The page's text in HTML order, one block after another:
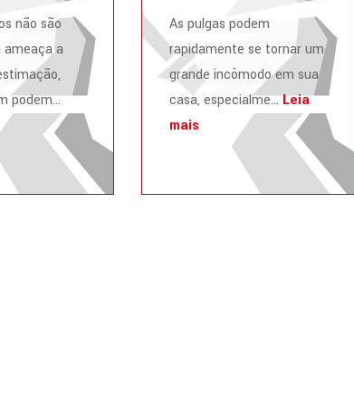
não são
ameaça a
podem...
As pulgas podem
rapidamente se tornar um
grande incômodo em sua
casa, especialme...Leia
mais